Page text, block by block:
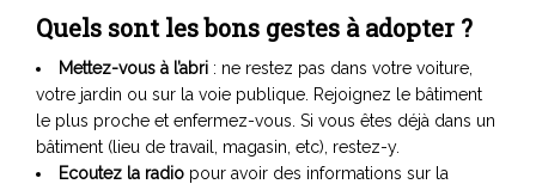
Quels sont les bons gestes à adopter ?
Mettez-vous à l’abri : ne restez pas dans votre voiture,
votre jardin ou sur la voie publique. Rejoignez le bâtiment
le plus proche et enfermez-vous. Si vous êtes déjà dans un
bâtiment (lieu de travail, magasin, etc), restez-y.
Ecoutez la radio pour avoir des informations sur la